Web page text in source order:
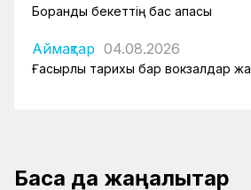
Боранды бекеттің бас қақпасы
Аймақтар 04.08.2026
Ғасырлық тарихы бар вокзалдар
Басқа да жаңалықтар